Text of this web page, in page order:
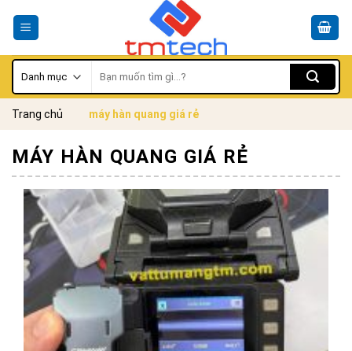
kiếm:
Trang chủ máy hàn quang giá rẻ
MÁY HÀN QUANG GIÁ RẺ